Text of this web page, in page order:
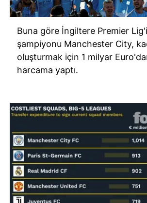
Buna göre İngiltere Premier
şampiyonu Manchester City,
oluşturmak için 1 milyar
harcama yaptı.